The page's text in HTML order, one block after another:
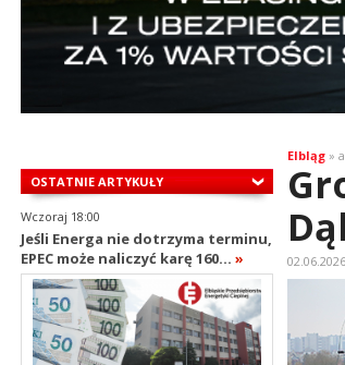
OSTATNIE ARTYKUŁY
Wczoraj 18:00
Jeśli Energa nie dotrzyma terminu,
EPEC może naliczyć karę 160... »
Elbląg»